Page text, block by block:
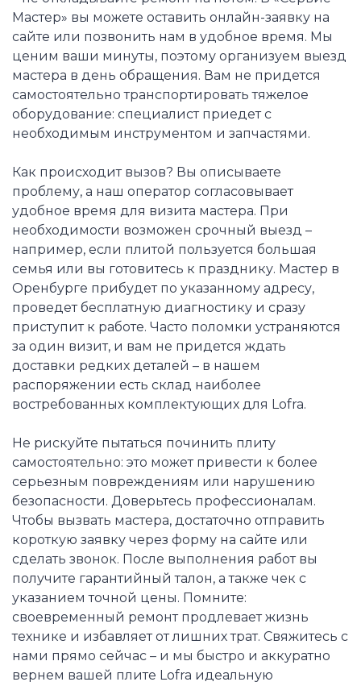
Мастер» вы можете оставить онлайн-заявку на
сайте или позвонить нам в удобное время. Мы
ценим ваши минуты, поэтому организуем выезд
мастера в день обращения. Вам не придется
самостоятельно транспортировать тяжелое
оборудование: специалист приедет с
необходимым инструментом и запчастями.
Как происходит вызов? Вы описываете
проблему, а наш оператор согласовывает
удобное время для визита мастера. При
необходимости возможен срочный выезд –
например, если плитой пользуется большая
семья или вы готовитесь к празднику. Мастер в
Оренбурге прибудет по указанному адресу,
проведет бесплатную диагностику и сразу
приступит к работе. Часто поломки устраняются
за один визит, и вам не придется ждать
доставки редких деталей – в нашем
распоряжении есть склад наиболее
востребованных комплектующих для Lofra.
Не рискуйте пытаться починить плиту
самостоятельно: это может привести к более
серьезным повреждениям или нарушению
безопасности. Доверьтесь профессионалам.
Чтобы вызвать мастера, достаточно отправить
короткую заявку через форму на сайте или
сделать звонок. После выполнения работ вы
получите гарантийный талон, а также чек с
указанием точной цены. Помните:
своевременный ремонт продлевает жизнь
технике и избавляет от лишних трат. Свяжитесь с
нами прямо сейчас – и мы быстро и аккуратно
вернем вашей плите Lofra идеальную